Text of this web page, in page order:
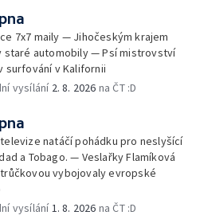
7x7 maily — Jihočeským krajem
staré automobily — Psí mistrovství
surfování v Kalifornii
vysílání 2. 8. 2026 na ČT :D
natáčí pohádku pro neslyšící
a Tobago. — Veslařky Flamíková
vybojovaly evropské
vysílání1. 8. 2026 na ČT :D